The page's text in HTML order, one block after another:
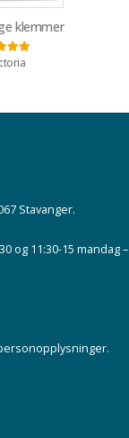
klemmer
5av 5
Stavanger.
og 11:30-15 mandag –
.